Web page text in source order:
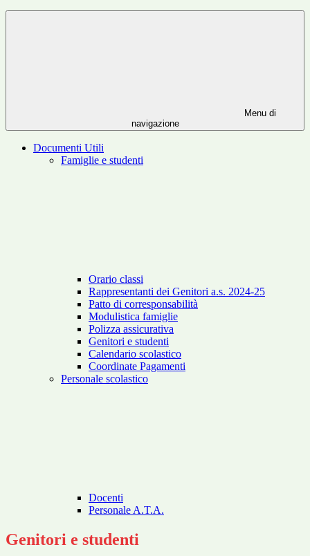
Menu di
navigazione
Documenti Utili
Famiglie e studenti
Orario classi
Rappresentanti dei Genitori a.s. 2024-25
Patto di corresponsabilità
Modulistica famiglie
Polizza assicurativa
Genitori e studenti
Calendario scolastico
Coordinate Pagamenti
Personale scolastico
Docenti
Personale A.T.A.
Genitori e studenti